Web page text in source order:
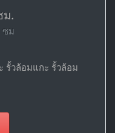
ม.
ซม
รั้วล้อมแกะ รั้วล้อม